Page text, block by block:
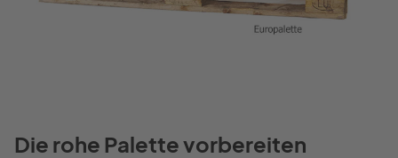
Die rohe Palette vorbereiten